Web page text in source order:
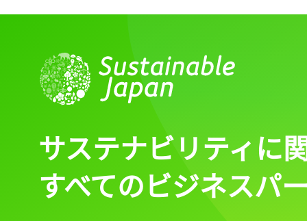
サステナビリティに
すべてのビジネスパ